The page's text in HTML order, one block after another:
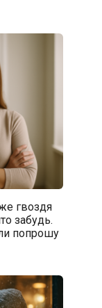
гвоздя
забудь.
попрошу